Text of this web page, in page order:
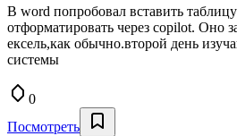
В word попробовал вставить
отформатировать через copilot. Оно
ексель,как обычно.второй день
системы
0
Посмотреть